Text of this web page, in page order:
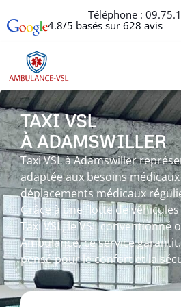
Téléphone :
4.8/5 basés sur 628 avis
TAXI VSL
À ADAMSWILLER
Taxi VSL à Adamswiller
adaptée aux besoins
déplacements médicaux
Grâce à une flotte de
Taxi VSL, le VSL conventionné
Ambulance, ce service
pensé pour le confort et la